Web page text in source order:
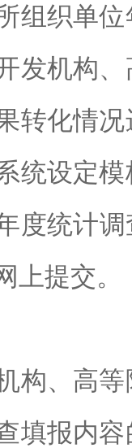
组织单
发机构
转化情
统设定
度统计
上提交。
、高等
填报内